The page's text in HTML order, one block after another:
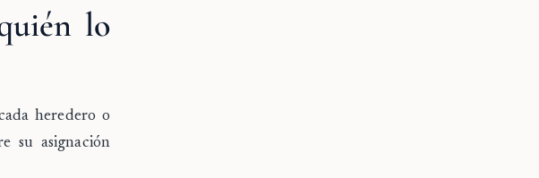
lo
heredero o
su asignación